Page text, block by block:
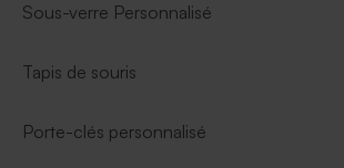
Sous-verre Personnalisé
Tapis de souris
Porte-clés personnalisé